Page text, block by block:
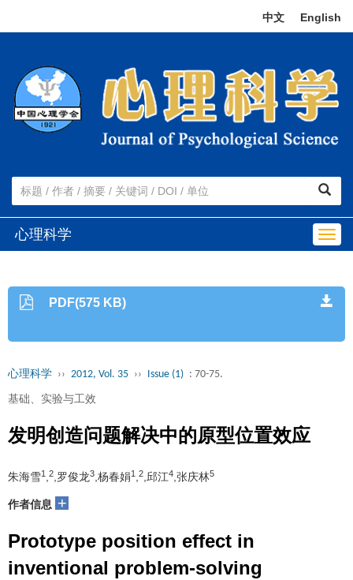
中文 English
心理科学
PDF(575 KB)
心理科学 ›› 2012, Vol. 35 ›› Issue (1) : 70-75.
基础、实验与工效
发明创造问题解决中的原型位置效应
朱海雪1 ,2,罗俊龙3,杨春娟1 ,2,邱江4,张庆林5
作者信息 +
Prototype position effect in
inventional problem-solving